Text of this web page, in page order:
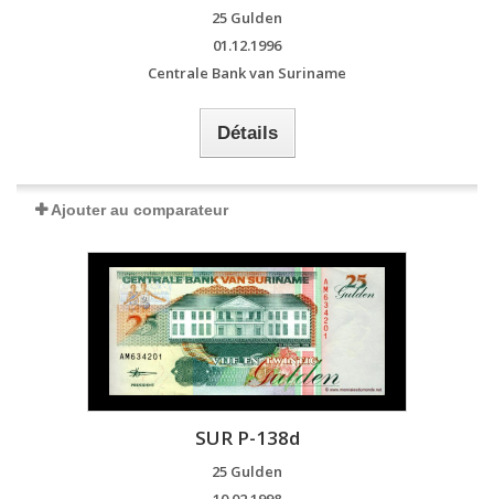
25 Gulden
01.12.1996
Centrale Bank van Suriname
Détails
Ajouter au comparateur
SUR P-138d
25 Gulden